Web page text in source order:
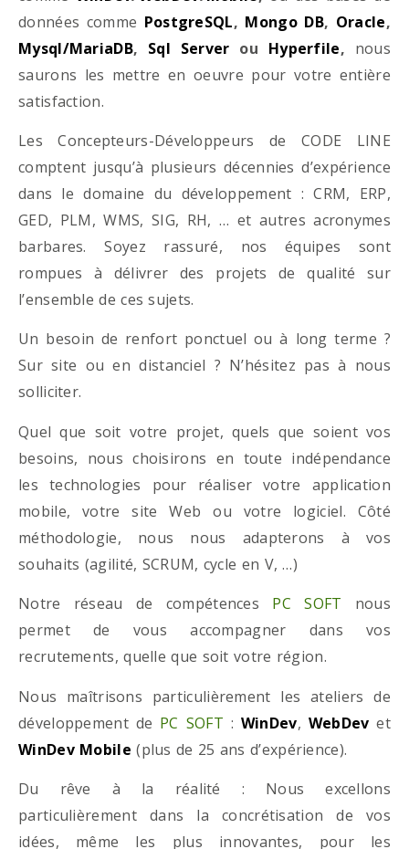
données comme PostgreSQL, Mongo DB, Oracle,
Mysql/MariaDB, Sql Server ou Hyperfile, nous
saurons les mettre en oeuvre pour votre entière
satisfaction.
Les Concepteurs-Développeurs de CODE LINE
comptent jusqu’à plusieurs décennies d’expérience
dans le domaine du développement : CRM, ERP,
GED, PLM, WMS, SIG, RH, … et autres acronymes
barbares. Soyez rassuré, nos équipes sont
rompues à délivrer des projets de qualité sur
l’ensemble de ces sujets.
Un besoin de renfort ponctuel ou à long terme ?
Sur site ou en distanciel ? N’hésitez pas à nous
solliciter.
Quel que soit votre projet, quels que soient vos
besoins, nous choisirons en toute indépendance
les technologies pour réaliser votre application
mobile, votre site Web ou votre logiciel. Côté
méthodologie, nous nous adapterons à vos
souhaits (agilité, SCRUM, cycle en V, …)
Notre réseau de compétences PC SOFT nous
permet de vous accompagner dans vos
recrutements, quelle que soit votre région.
Nous maîtrisons particulièrement les ateliers de
développement de PC SOFT : WinDev, WebDev et
WinDev Mobile (plus de 25 ans d’expérience).
Du rêve à la réalité : Nous excellons
particulièrement dans la concrétisation de vos
idées, même les plus innovantes, pour les